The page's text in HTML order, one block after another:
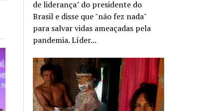
de liderança" do presidente do
Brasil e disse que "não fez nada"
para salvar vidas ameaçadas pela
pandemia. Líder...